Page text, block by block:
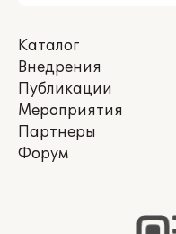
Каталог
Внедрения
Публикации
Мероприятия
Партнеры
Форум